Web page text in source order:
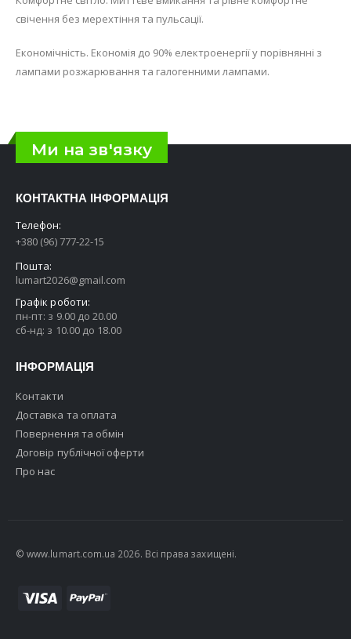
свічення без мерехтіння та пульсації.
Економічність. Економія до 90% електроенергії у порівнянні з
лампами розжарювання та галогенними лампами.
Ми на зв'язку
КОНТАКТНА ІНФОРМАЦІЯ
Телефон:
+380 (96) 777-22-15
Пошта:
lumart2026@gmail.com
Графік роботи:
пн-пт: з 9.00 до 20.00
сб-нд: з 10.00 до 18.00
ІНФОРМАЦІЯ
Контакти
Доставка та оплата
Повернення та обмін
Договір публічної оферти
Про нас
© www.lumart.com.ua 2026. Всі права захищені.